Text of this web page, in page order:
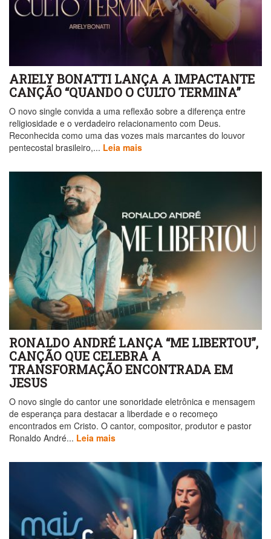
ARIELY BONATTI LANÇA A IMPACTANTE
CANÇÃO “QUANDO O CULTO TERMINA”
O novo single convida a uma reflexão sobre a diferença entre
religiosidade e o verdadeiro relacionamento com Deus.
Reconhecida como uma das vozes mais marcantes do louvor
pentecostal brasileiro,... Leia mais
RONALDO ANDRÉ LANÇA “ME LIBERTOU”,
CANÇÃO QUE CELEBRA A
TRANSFORMAÇÃO ENCONTRADA EM
JESUS
O novo single do cantor une sonoridade eletrônica e mensagem
de esperança para destacar a liberdade e o recomeço
encontrados em Cristo. O cantor, compositor, produtor e pastor
Ronaldo André... Leia mais